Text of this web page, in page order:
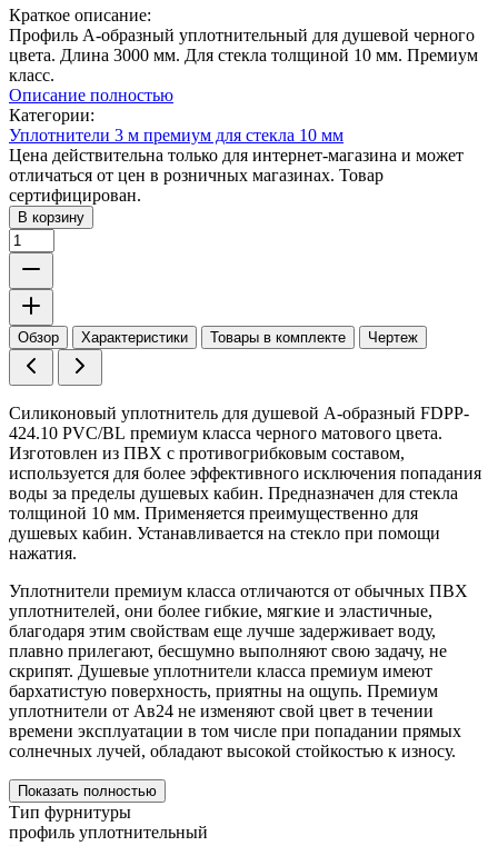
Краткое описание:
Профиль А-образный уплотнительный для душевой черного
цвета. Длина 3000 мм. Для стекла толщиной 10 мм. Премиум
класс.
Описание полностью
Категории:
Уплотнители 3 м премиум для стекла 10 мм
Цена действительна только для интернет-магазина и может
отличаться от цен в розничных магазинах. Товар
сертифицирован.
В корзину
Обзор Характеристики Товары в комплекте Чертеж
Силиконовый уплотнитель для душевой А-образный FDPP-
424.10 PVC/BL премиум класса черного матового цвета.
Изготовлен из ПВХ с противогрибковым составом,
используется для более эффективного исключения попадания
воды за пределы душевых кабин. Предназначен для стекла
толщиной 10 мм. Применяется преимущественно для
душевых кабин. Устанавливается на стекло при помощи
нажатия.
Уплотнители премиум класса отличаются от обычных ПВХ
уплотнителей, они более гибкие, мягкие и эластичные,
благодаря этим свойствам еще лучше задерживает воду,
плавно прилегают, бесшумно выполняют свою задачу, не
скрипят. Душевые уплотнители класса премиум имеют
бархатистую поверхность, приятны на ощупь. Премиум
уплотнители от Ав24 не изменяют свой цвет в течении
времени эксплуатации в том числе при попадании прямых
солнечных лучей, обладают высокой стойкостью к износу.
Показать полностью
Тип фурнитуры
профиль уплотнительный